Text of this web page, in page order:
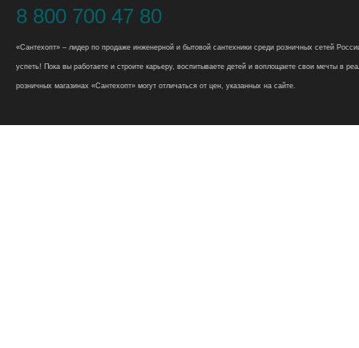
8 800 700 47 80
«Сантехопт» – лидер по продаже инженерной и бытовой сантехники среди розничных сетей
успеть! Пока вы работаете и строите карьеру, воспитываете детей и воплощаете свои мечты в
розничных магазинах «Сантехопт» могут отличаться от цен, указанных на сайте.